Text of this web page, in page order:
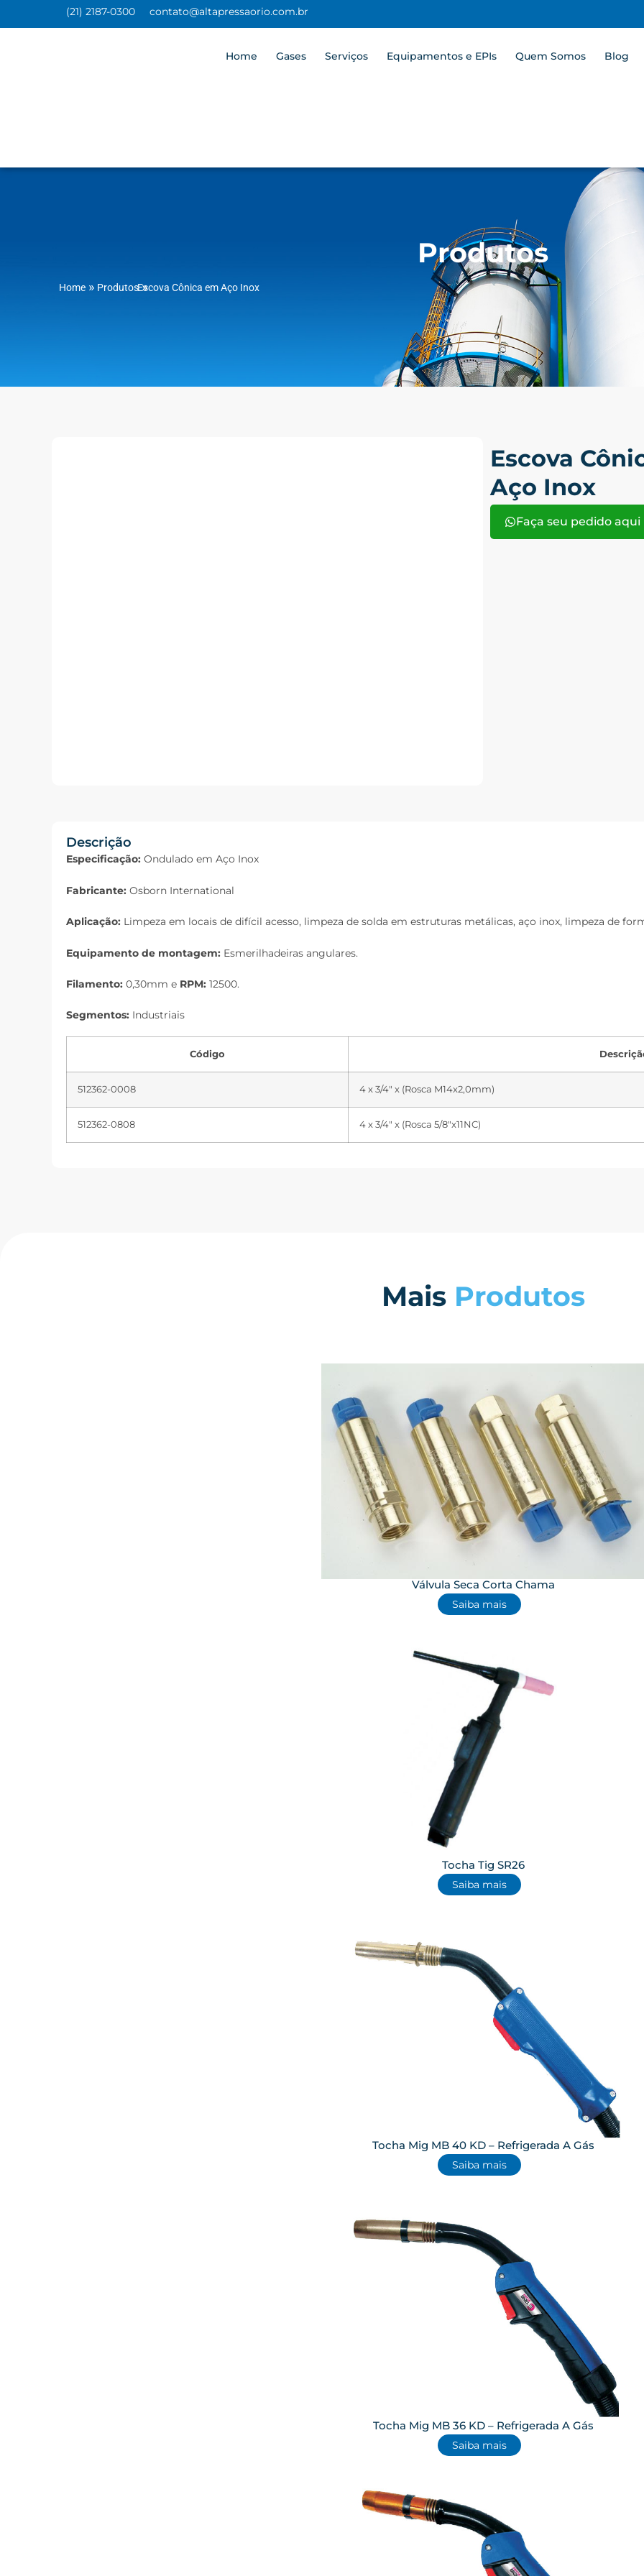
(21) 2187-0300 contato@altapressaorio.com.br
Home Gases Serviços Equipamentos e EPIs Quem Somos Blog
Produtos
Home » Produtos»
Escova Cônica em Aço Inox
Escova
Aço Inox
Faça seu pedido aqui
Descrição
Especificação: Ondulado em Aço Inox
Fabricante: Osborn International
Aplicação: Limpeza em locais de difícil acesso, limpeza de solda em estruturas metálicas, aço inox, limpeza de
Equipamento de montagem: Esmerilhadeiras angulares.
Filamento: 0,30mm e RPM: 12500.
Segmentos: Industriais
Código
512362-0008 4 x 3/4″ x (Rosca M14x2,0mm)
512362-0808 4 x 3/4″ x (Rosca 5/8″x11NC)
Mais Produtos
Válvula Seca Corta Chama
Saiba mais
Tocha Tig SR26
Saiba mais
Tocha Mig MB 40 KD – Refrigerada A Gás
Saiba mais
Tocha Mig MB 36 KD – Refrigerada A Gás
Saiba mais